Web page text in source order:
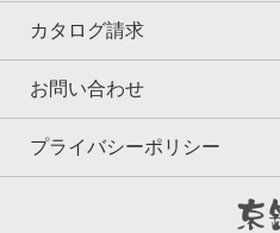
カタログ請求
お問い合わせ
プライバシーポリシー